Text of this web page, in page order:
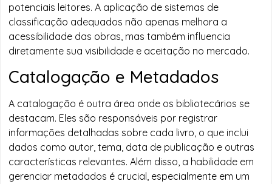
potenciais leitores. A aplicação de sistemas de
classificação adequados não apenas melhora a
acessibilidade das obras, mas também influencia
diretamente sua visibilidade e aceitação no mercado.
Catalogação e Metadados
A catalogação é outra área onde os bibliotecários se
destacam. Eles são responsáveis por registrar
informações detalhadas sobre cada livro, o que inclui
dados como autor, tema, data de publicação e outras
características relevantes. Além disso, a habilidade em
gerenciar metadados é crucial, especialmente em um